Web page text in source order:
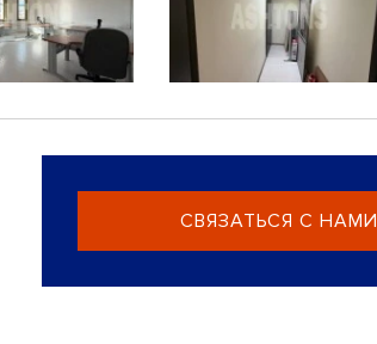
СВЯЗАТЬСЯ С НАМИ